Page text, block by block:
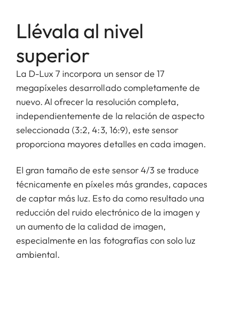
Llévala al nivel
superior
La D-Lux 7 incorpora un sensor de 17
megapíxeles desarrollado completamente de
nuevo. Al ofrecer la resolución completa,
independientemente de la relación de aspecto
seleccionada (3:2, 4:3, 16:9), este sensor
proporciona mayores detalles en cada imagen.
El gran tamaño de este sensor 4/3 se traduce
técnicamente en píxeles más grandes, capaces
de captar más luz. Esto da como resultado una
reducción del ruido electrónico de la imagen y
un aumento de la calidad de imagen,
especialmente en las fotografías con solo luz
ambiental.